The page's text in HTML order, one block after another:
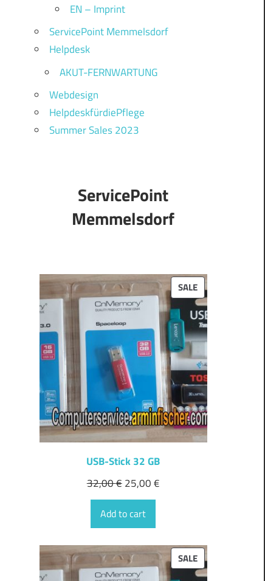
EN – Imprint
ServicePoint Memmelsdorf
Helpdesk
AKUT-FERNWARTUNG
Webdesign
HelpdeskfürdiePflege
Summer Sales 2023
ServicePoint
Memmelsdorf
SALEPRODUCT
ON
SALE
USB-Stick 32 GB
32,00€ 25,00€
Add to cart
SALEPRODUCT
ON